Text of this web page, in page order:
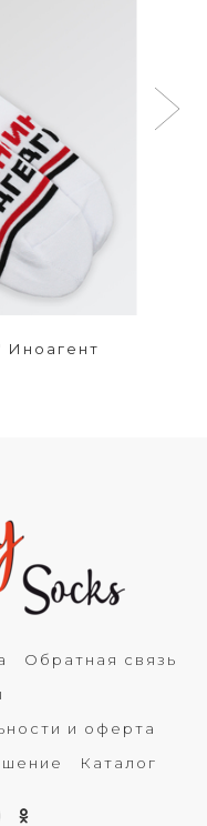
Иноагент
Обратная связь
и оферта
Каталог